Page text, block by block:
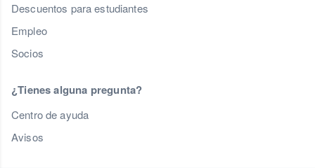
Descuentos para estudiantes
Empleo
Socios
¿Tienes alguna pregunta?
Centro de ayuda
Avisos